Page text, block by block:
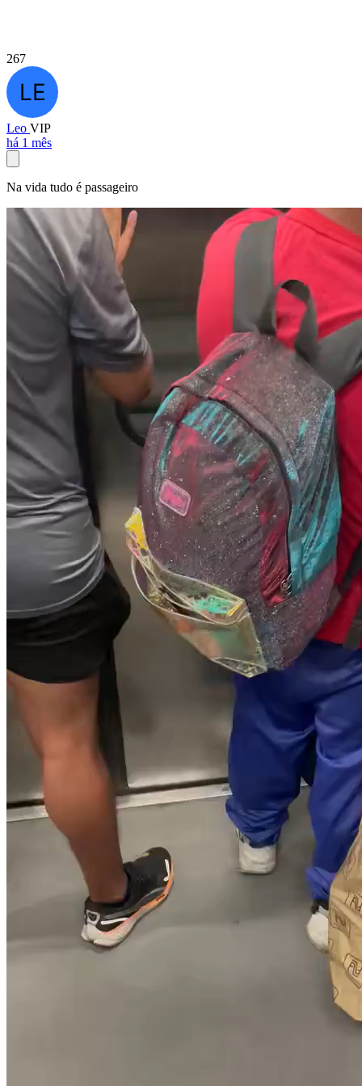
267
Leo VIP
há 1 mês
Na vida tudo é passageiro